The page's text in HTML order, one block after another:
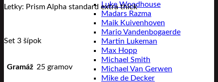
Luke Woodhouse
Madars Razma
Maik Kuivenhoven
Mario Vandenbogaerde
Martin Lukeman
Max Hopp
Michael Smith
Michael Van Gerwen
Mike de Decker
Letky: Prism Alpha standard extra thick
Set 3 šípok
Gramáž 25 gramov